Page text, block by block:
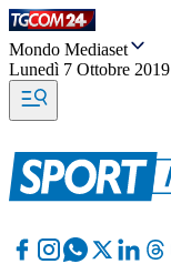
Mondo Mediaset
Lunedì 7 Ottobre 2019